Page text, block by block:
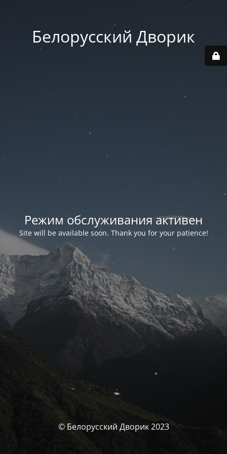
Белорусский Дворик
Режим обслуживания активен
Site will be available soon. Thank you for your patience!
© Белорусский Дворик 2023